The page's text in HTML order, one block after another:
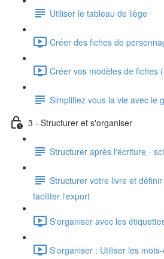
Utiliser le tableau de liège
Créer des fiches de
Créer vos modèles de fiches
Simplifiez vous la vie avec le
3 - Structurer et s'organiser
Structurer après l'écriture -
Structurer votre livre et
faciliter l'export
S'organiser avec les
S'organiser : Utiliser les